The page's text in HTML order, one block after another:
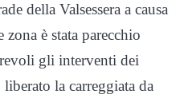
della Valsessera a causa
è stata parecchio
gli interventi dei
la carreggiata da